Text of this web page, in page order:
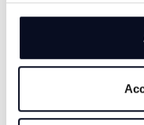
saluto a Guccini,
ROMAGNA: Case